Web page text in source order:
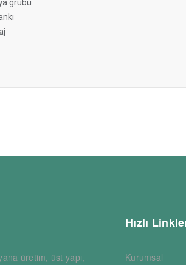
grubu
üretim, üst yapı,
Hızlı
Kurumsal